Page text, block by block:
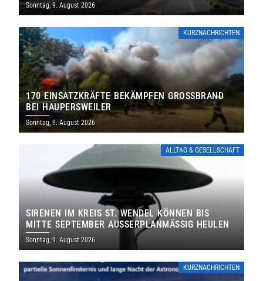
Sonntag, 9. August 2026
KURZNACHRICHTEN
170 EINSATZKRÄFTE BEKÄMPFEN GROSSBRAND B
EI HAUPERSWEILER
Sonntag, 9. August 2026
ALLTAG & GESELLSCHAFT
SIRENEN IM KREIS ST. WENDEL KÖNNEN BIS
MITTE SEPTEMBER AUSSERPLANMÄSSIG HEULEN
Sonntag, 9. August 2026
KURZNACHRICHTEN